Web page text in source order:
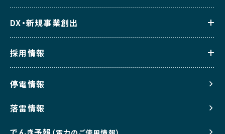
DX・新規事業創出
採用情報
停電情報
落雷情報